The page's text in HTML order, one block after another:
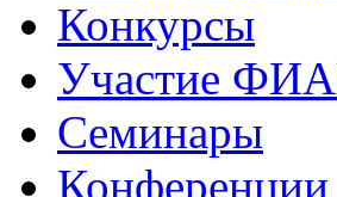
Конкурсы
Участие
Семинары
Конференции